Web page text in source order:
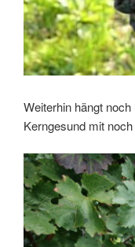
Weiterhin hängt
Kerngesund mit